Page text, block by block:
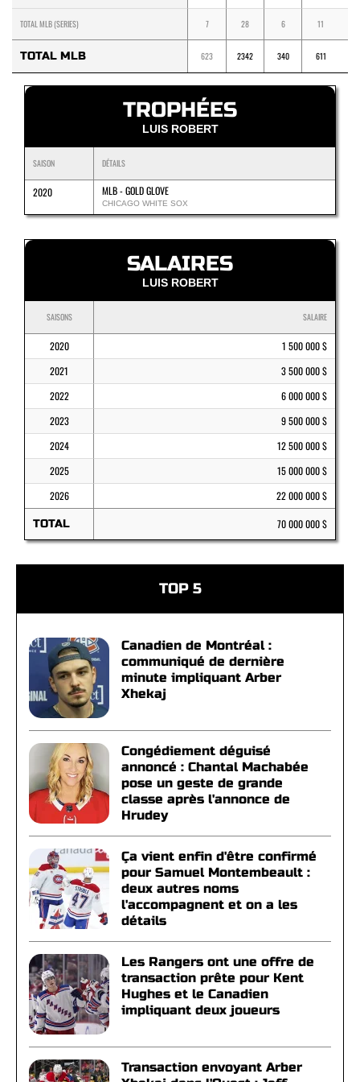
TOTAL MLB (SERIES) 7 28 6 11
TOTAL MLB 623 2342 340 611
TROPHÉES
LUIS ROBERT
SAISON DÉTAILS
2020 MLB - GOLD GLOVE
CHICAGO WHITE SOX
SALAIRES
LUIS ROBERT
SAISONS SALAIRE
2020
1 500 000 $
2021
3 500 000 $
2022
6 000 000 $
2023
9 500 000 $
2024
12 500 000 $
2025
15 000 000 $
2026
22 000 000 $
TOTAL 70 000 000 $
TOP 5
Canadien de Montréal :
communiqué de dernière
minute impliquant Arber
Xhekaj
Congédiement déguisé
annoncé : Chantal Machabée
pose un geste de grande
classe après l'annonce de
Hrudey
Ça vient enfin d'être confirmé
pour Samuel Montembeault :
deux autres noms
l'accompagnent et on a les
détails
Les Rangers ont une offre de
transaction prête pour Kent
Hughes et le Canadien
impliquant deux joueurs
Transaction envoyant Arber